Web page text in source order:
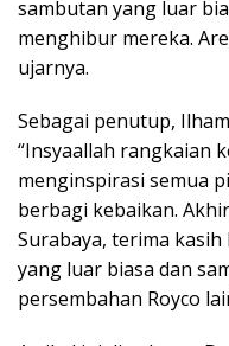
sambutan yang luar
menghibur mereka.
ujarnya.
Sebagai penutup,
“Insyaallah rangkaian
menginspirasi semua
berbagi kebaikan.
Surabaya, terima
yang luar biasa dan
persembahan Royco